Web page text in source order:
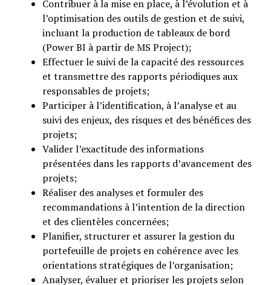
Contribuer à la mise en place, à l’évolution et à
l’optimisation des outils de gestion et de suivi,
incluant la production de tableaux de bord
(Power BI à partir de MS Project);
Effectuer le suivi de la capacité des ressources
et transmettre des rapports périodiques aux
responsables de projets;
Participer à l’identification, à l’analyse et au
suivi des enjeux, des risques et des bénéfices des
projets;
Valider l’exactitude des informations
présentées dans les rapports d’avancement des
projets;
Réaliser des analyses et formuler des
recommandations à l’intention de la direction
et des clientèles concernées;
Planifier, structurer et assurer la gestion du
portefeuille de projets en cohérence avec les
orientations stratégiques de l’organisation;
Analyser, évaluer et prioriser les projets selon